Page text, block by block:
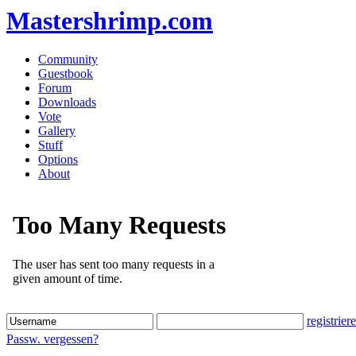
Mastershrimp.com
Community
Guestbook
Forum
Downloads
Vote
Gallery
Stuff
Options
About
Passw. vergessen?